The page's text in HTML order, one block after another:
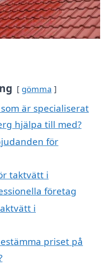
gömma
är specialiserat
hjälpa till med?
för
taktvätt i
företag
i
priset på